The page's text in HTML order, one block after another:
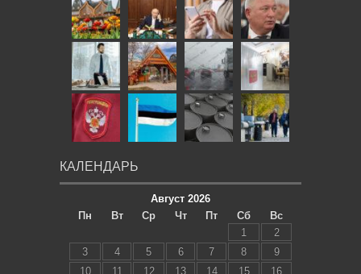
КАЛЕНДАРЬ
Август 2026
Пн
Вт Ср Чт Пт Сб
Вс
1
2
3
4 5 6 7 8
9
10
11 12 13 14 15
16